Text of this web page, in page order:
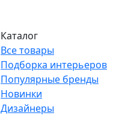
Каталог
Все товары
Подборка интерьеров
Популярные бренды
Новинки
Дизайнеры